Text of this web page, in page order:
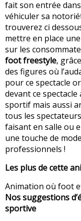
fait son entrée
véhiculer sa
trouverez ci
mettre en place
sur les
foot freestyle,
des figures où
pour ce spectacle
devant ce
sportif mais aussi
tous les
faisant en salle ou
une touche de
professionnels !
Les plus de cette
Animation où foot
Nos suggestions
sportive